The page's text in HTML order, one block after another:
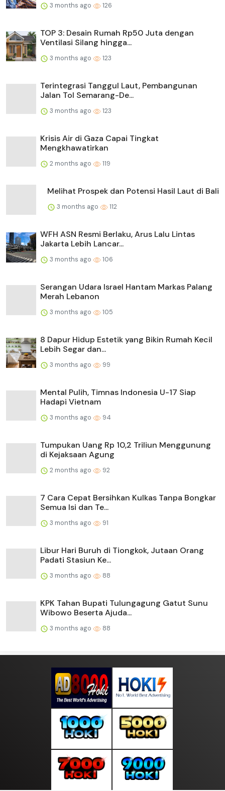
3 months ago 126
TOP 3: Desain Rumah Rp50 Juta dengan
Ventilasi Silang hingga...
3 months ago 123
Terintegrasi Tanggul Laut, Pembangunan
Jalan Tol Semarang-De...
3 months ago 123
Krisis Air di Gaza Capai Tingkat
Mengkhawatirkan
2 months ago 119
Melihat Prospek dan Potensi Hasil Laut di Bali
3 months ago 112
WFH ASN Resmi Berlaku, Arus Lalu Lintas
Jakarta Lebih Lancar...
3 months ago 106
Serangan Udara Israel Hantam Markas Palang
Merah Lebanon
3 months ago 105
8 Dapur Hidup Estetik yang Bikin Rumah Kecil
Lebih Segar dan...
3 months ago 99
Mental Pulih, Timnas Indonesia U-17 Siap
Hadapi Vietnam
3 months ago 94
Tumpukan Uang Rp 10,2 Triliun Menggunung
di Kejaksaan Agung
2 months ago 92
7 Cara Cepat Bersihkan Kulkas Tanpa Bongkar
Semua Isi dan Te...
3 months ago 91
Libur Hari Buruh di Tiongkok, Jutaan Orang
Padati Stasiun Ke...
3 months ago 88
KPK Tahan Bupati Tulungagung Gatut Sunu
Wibowo Beserta Ajuda...
3 months ago 88